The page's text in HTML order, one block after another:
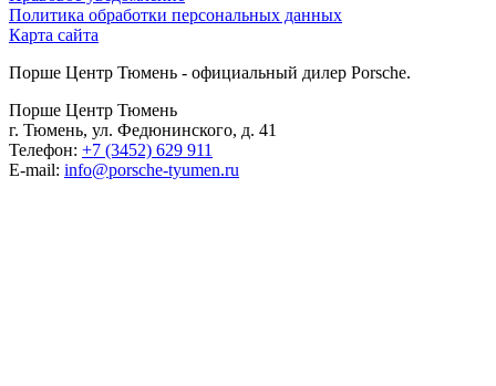
Политика обработки персональных данных
Карта сайта
Порше Центр Тюмень - официальный дилер Porsche.
Порше Центр Тюмень
г. Тюмень, ул. Федюнинского, д. 41
Телефон: +7 (3452) 629 911
E-mail: info@porsche-tyumen.ru